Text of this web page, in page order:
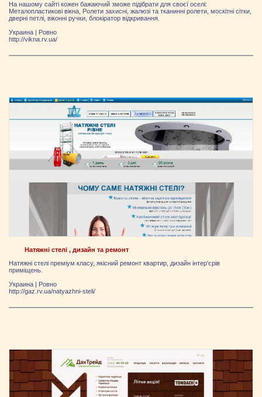
На нашому сайті кожен бажаючий зможе підібрати для своєї оселі:
Металопластикові вікна, Ролети захисні, жалюзі та тканинні ролети, москітні сітки,
дверні петлі, віконні ручки, блокіратор відкривання.
Украина
Ровно
http://vikna.rv.ua/
Натяжні стелі , дизайн та ремонт
Натяжні стелі преміум класу, якісний ремонт квартир, дизайн інтер'єрів
приміщень.
Украина | Ровно
http://gaz.rv.ua/natyazhni-steli/